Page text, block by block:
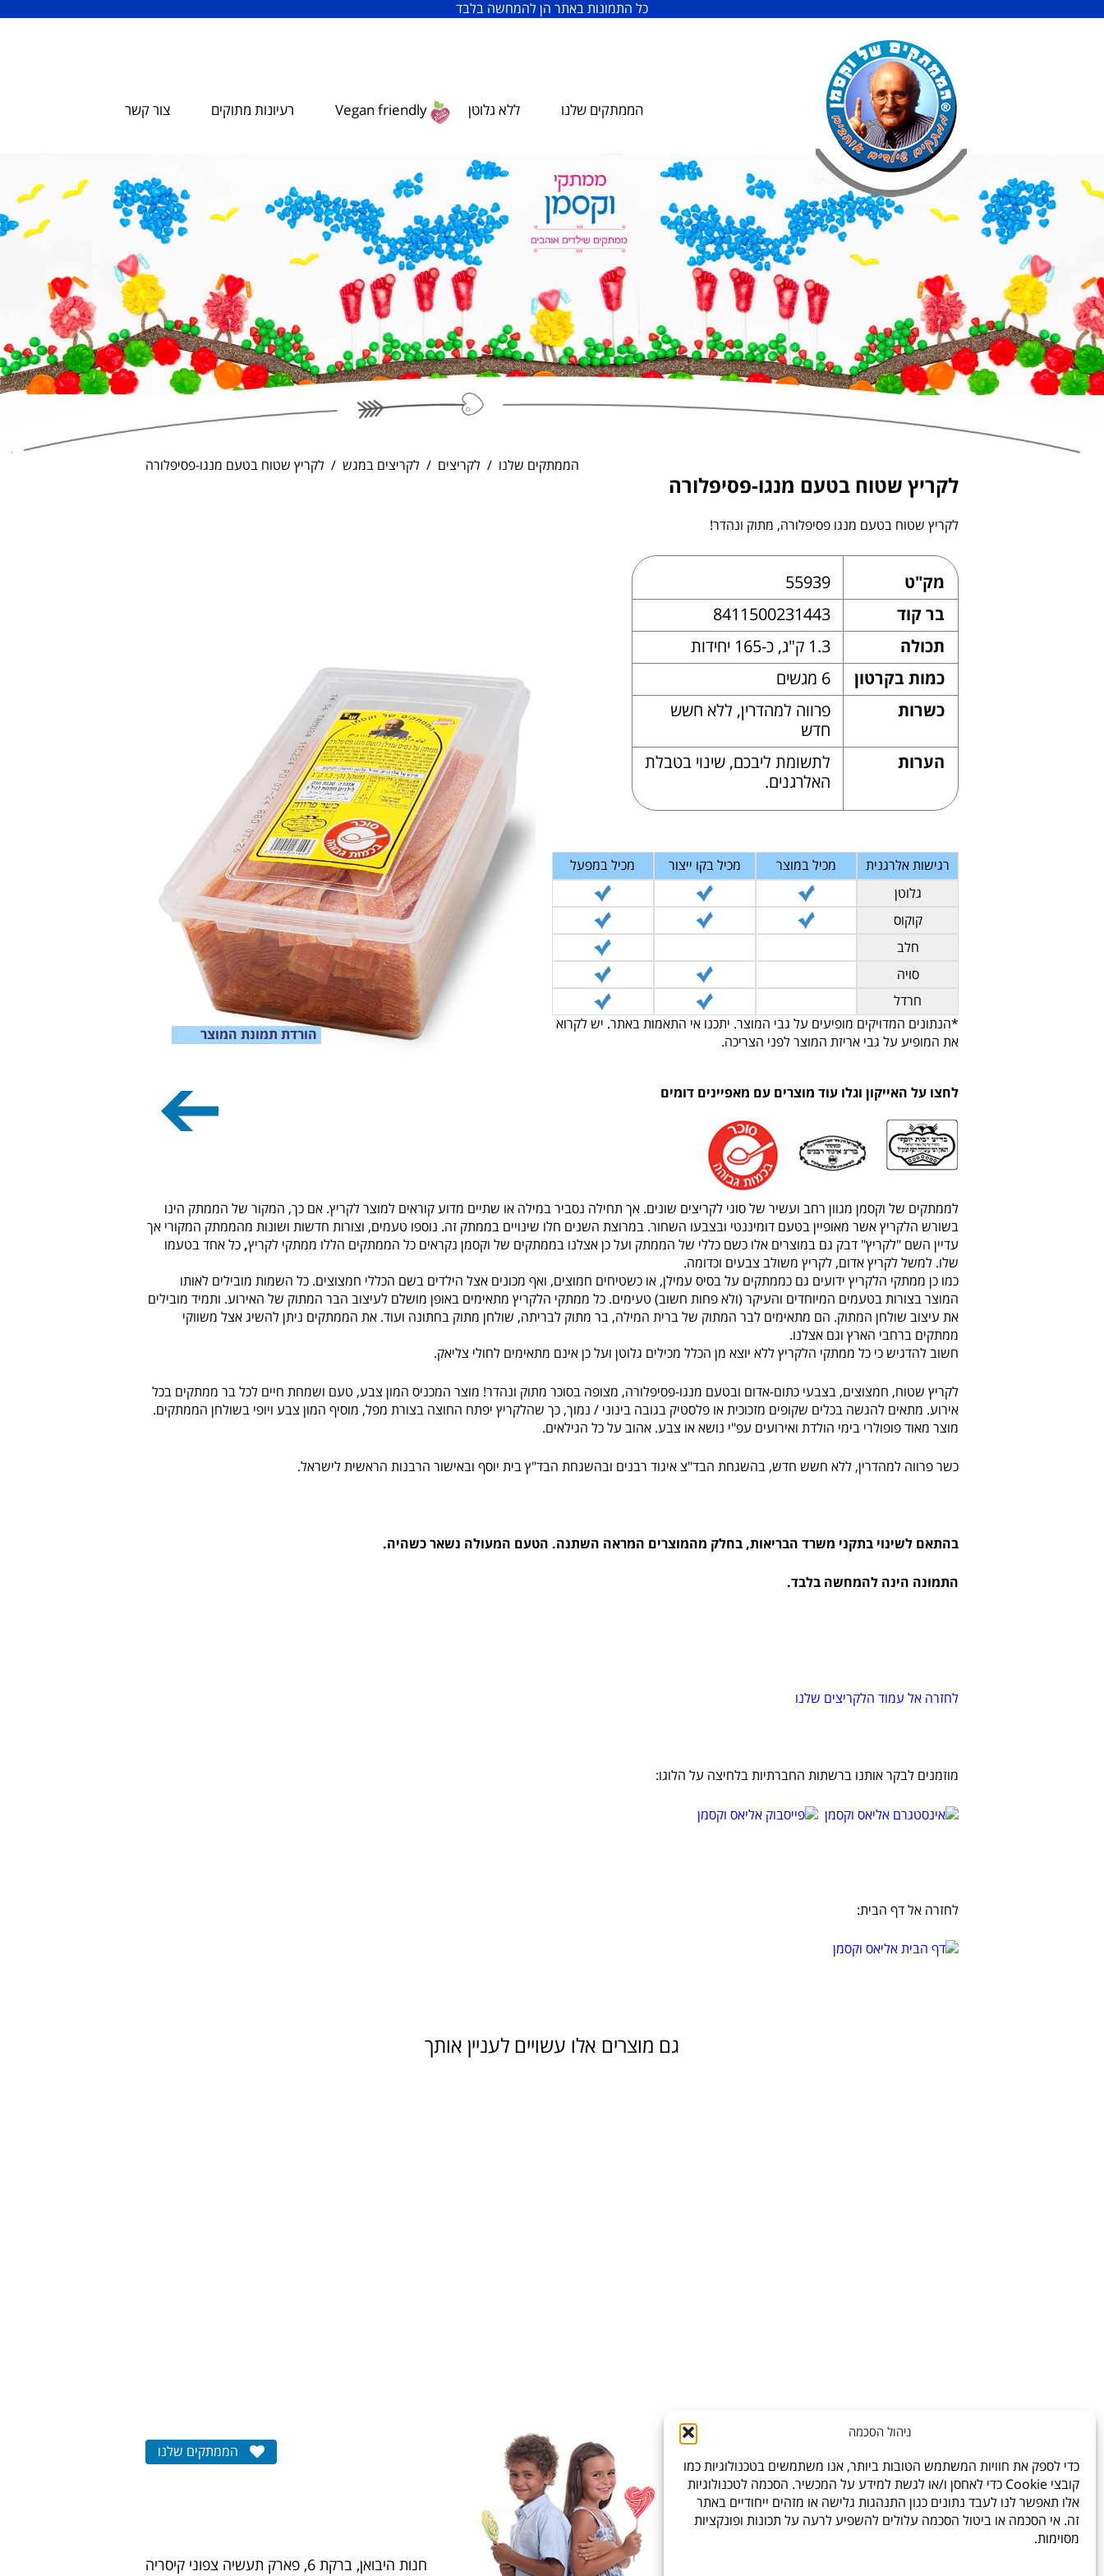
ניהול הסכמה
כדי לספק את חוויות המשתמש הטובות ביותר, אנו משתמשים בטכנולוגיות כמו
קובצי Cookie כדי לאחסן ו/או לגשת למידע על המכשיר. הסכמה לטכנולוגיות
אלו תאפשר לנו לעבד נתונים כגון התנהגות גלישה או מזהים ייחודיים באתר
זה. אי הסכמה או ביטול הסכמה עלולים להשפיע לרעה על תכונות ופונקציות
מסוימות.
כל התמונות באתר הן להמחשה בלבד
הממתקים שלנו ללא גלוטן Vegan friendly רעיונות מתוקים צור קשר
הממתקים שלנו לקריצים לקריצים במגש לקריץ שטוח בטעם מנגו-פסיפלורה
לקריץ שטוח בטעם מנגו-פסיפלורה
הורדת תמונת המוצר
לקריץ שטוח בטעם מנגו פסיפלורה, מתוק ונהדר!
מק"ט 55939
בר קוד 8411500231443
תכולה 1.3 ק"ג, כ-165 יחידות
כמות בקרטון 6 מגשים
כשרות
פרווה למהדרין, ללא חשש
חדש
הערות
לתשומת ליבכם, שינוי בטבלת
האלרגנים.
רגישות אלרגנית מכיל במוצר מכיל בקו ייצור
מכיל במפעל
גלוטן
קוקוס
חלב
סויה
חרדל
*הנתונים המדויקים מופיעים על גבי המוצר. יתכנו אי התאמות באתר. יש לקרוא
את המופיע על גבי אריזת המוצר לפני הצריכה.
לחצו על האייקון וגלו עוד מוצרים עם מאפיינים דומים
לממתקים של וקסמן מגוון רחב ועשיר של סוגי לקריצים שונים. אך תחילה נסביר במילה או שתיים מדוע קוראים למוצר לקריץ. אם כך, המקור של הממתק הינו
בשורש הלקריץ אשר מאופיין בטעם דומיננטי ובצבעו השחור. במרוצת השנים חלו שינויים בממתק זה. נוספו טעמים, וצורות חדשות ושונות מהממתק המקורי אך
עדיין השם "לקריץ" דבק גם במוצרים אלו כשם כללי של הממתק ועל כן אצלנו בממתקים של וקסמן נקראים כל הממתקים הללו ממתקי לקריץ, כל אחד בטעמו
שלו. למשל לקריץ אדום, לקריץ משולב צבעים וכדומה.
כמו כן ממתקי הלקריץ ידועים גם כממתקים על בסיס עמילן, או כשטיחים חמוצים, ואף מכונים אצל הילדים בשם הכללי חמצוצים. כל השמות מובילים לאותו
המוצר בצורות בטעמים המיוחדים והעיקר (ולא פחות חשוב) טעימים. כל ממתקי הלקריץ מתאימים באופן מושלם לעיצוב הבר המתוק של האירוע. ותמיד מובילים
את עיצוב שולחן המתוק. הם מתאימים לבר המתוק של ברית המילה, בר מתוק לבריתה, שולחן מתוק בחתונה ועוד. את הממתקים ניתן להשיג אצל משווקי
ממתקים ברחבי הארץ וגם אצלנו.
חשוב להדגיש כי כל ממתקי הלקריץ ללא יוצא מן הכלל מכילים גלוטן ועל כן אינם מתאימים לחולי צליאק.
לקריץ שטוח, חמצוצים, בצבעי כתום-אדום ובטעם מנגו-פסיפלורה, מצופה בסוכר מתוק ונהדר! מוצר המכניס המון צבע, טעם ושמחת חיים לכל בר ממתקים בכל
אירוע. מתאים להגשה בכלים שקופים מזכוכית או פלסטיק בגובה בינוני / נמוך, כך שהלקריץ יפתח החוצה בצורת מפל, מוסיף המון צבע ויופי בשולחן הממתקים.
מוצר מאוד פופולרי בימי הולדת ואירועים עפ"י נושא או צבע. אהוב על כל הגילאים.
כשר פרווה למהדרין, ללא חשש חדש, בהשגחת הבד"צ איגוד רבנים ובהשגחת הבד"ץ בית יוסף ובאישור הרבנות הראשית לישראל.
בהתאם לשינוי בתקני משרד הבריאות, בחלק מהמוצרים המראה השתנה. הטעם המעולה נשאר כשהיה.
התמונה הינה להמחשה בלבד.
לחזרה אל עמוד הלקריצים שלנו
מוזמנים לבקר אותנו ברשתות החברתיות בלחיצה על הלוגו:
לחזרה אל דף הבית:
גם מוצרים אלו עשויים לעניין אותך
הממתקים שלנו
חנות היבואן, ברקת 6, פארק תעשיה צפוני קיסריה